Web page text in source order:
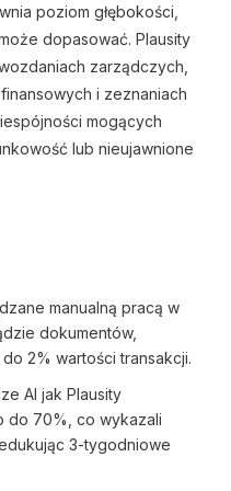
poziom głębokości,
dopasować. Plausity
zarządczych,
i zeznaniach
mogących
lub nieujawnione
manualną pracą w
dokumentów,
2% wartości transakcji.
AI jak Plausity
do 70%, co wykazali
3-tygodniowe